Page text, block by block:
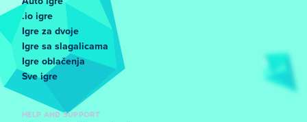
.io igre
Igre za dvoje
Igre sa slagalicama
Igre oblačenja
Sve igre
HELP AND SUPPORT